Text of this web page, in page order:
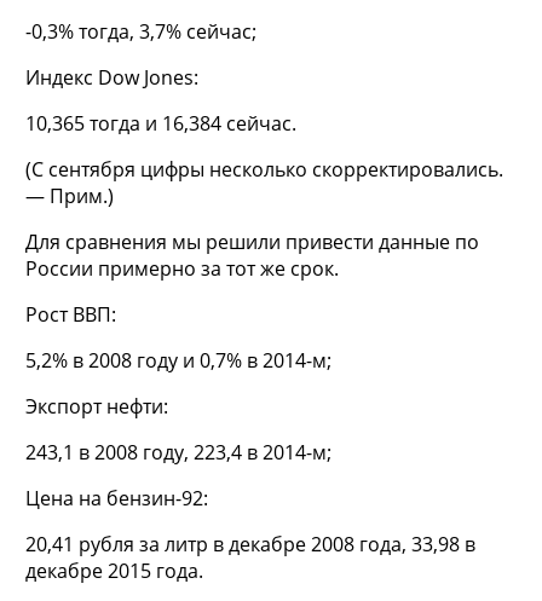
-0,3% тогда, 3,7% сейчас;
Индекс Dow Jones:
10,365 тогда и 16,384 сейчас.
(С сентября цифры несколько скорректировались.
— Прим.)
Для сравнения мы решили привести данные по
России примерно за тот же срок.
Рост ВВП:
5,2% в 2008 году и 0,7% в 2014-м;
Экспорт нефти:
243,1 в 2008 году, 223,4 в 2014-м;
Цена на бензин-92:
20,41 рубля за литр в декабре 2008 года, 33,98 в
декабре 2015 года.